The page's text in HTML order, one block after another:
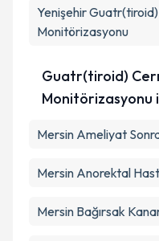
Metni'ni
kapsamda
YenişehirGuatr(tiroid)
Monitörizasyonu
Guatr(tiroid)
Monitörizasyonu
Mersin Ameliyat
Mersin Anorektal
Mersin Bağırsak